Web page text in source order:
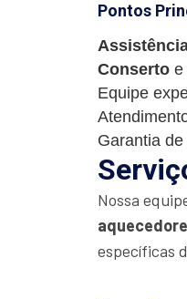
Pontos
Conserto e
Equipe
Garantia
Nossa
específicas